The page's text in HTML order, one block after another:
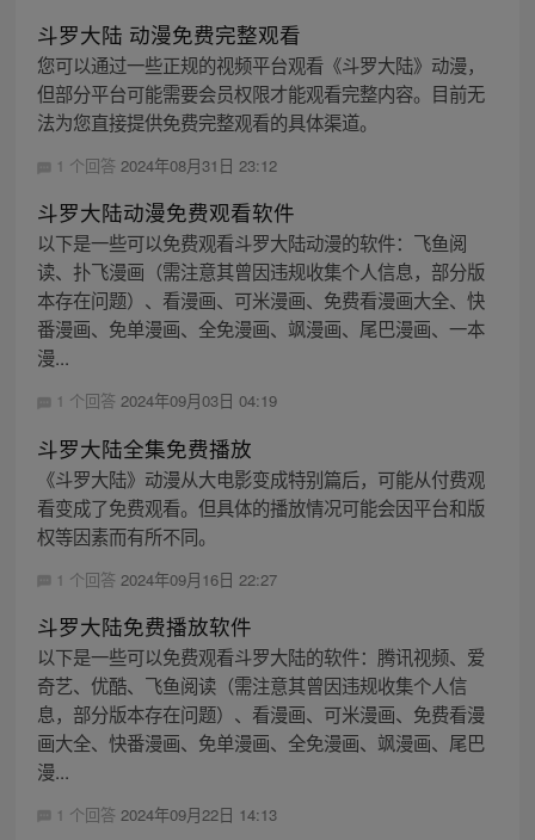
斗罗大陆 动漫免费完整观看
您可以通过一些正规的视频平台观看《斗罗大陆》动漫，
但部分平台可能需要会员权限才能观看完整内容。目前无
法为您直接提供免费完整观看的具体渠道。
1 个回答 2024年08月31日 23:12
斗罗大陆动漫免费观看软件
以下是一些可以免费观看斗罗大陆动漫的软件：飞鱼阅
读、扑飞漫画（需注意其曾因违规收集个人信息，部分版
本存在问题）、看漫画、可米漫画、免费看漫画大全、快
番漫画、免单漫画、全免漫画、飒漫画、尾巴漫画、一本
漫...
1 个回答 2024年09月03日 04:19
斗罗大陆全集免费播放
《斗罗大陆》动漫从大电影变成特别篇后，可能从付费观
看变成了免费观看。但具体的播放情况可能会因平台和版
权等因素而有所不同。
1 个回答 2024年09月16日 22:27
斗罗大陆免费播放软件
以下是一些可以免费观看斗罗大陆的软件：腾讯视频、爱
奇艺、优酷、飞鱼阅读（需注意其曾因违规收集个人信
息，部分版本存在问题）、看漫画、可米漫画、免费看漫
画大全、快番漫画、免单漫画、全免漫画、飒漫画、尾巴
漫...
1 个回答 2024年09月22日 14:13